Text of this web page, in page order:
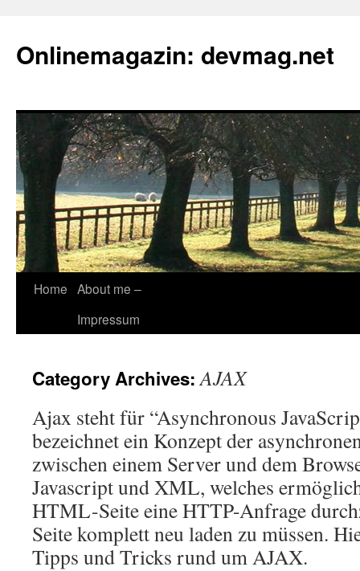
Onlinemagazin: devmag.net
Skip
Home About me –
Impressum
Category Archives:AJAX
Ajax steht für “Asynchronous
bezeichnet ein Konzept der
zwischen einem Server und dem
Javascript und XML, welches
HTML-Seite eine HTTP-Anfrage
Seite komplett neu laden zu müssen.
Tipps und Tricks rund um AJAX.